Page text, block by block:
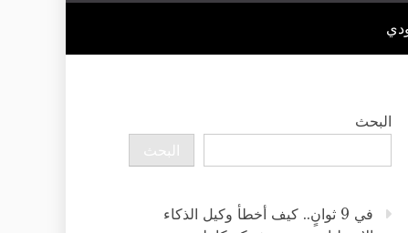
البحث
البحث
في 9 ثوانٍ.. كيف أخطأ وكيل الذكاء